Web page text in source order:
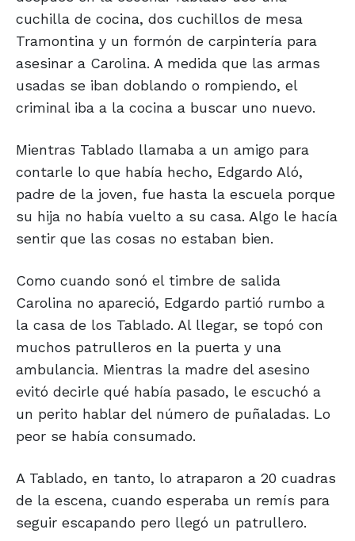
cuchilla de cocina, dos cuchillos de mesa
Tramontina y un formón de carpintería para
asesinar a Carolina. A medida que las armas
usadas se iban doblando o rompiendo, el
criminal iba a la cocina a buscar uno nuevo.
Mientras Tablado llamaba a un amigo para
contarle lo que había hecho, Edgardo Aló,
padre de la joven, fue hasta la escuela porque
su hija no había vuelto a su casa. Algo le hacía
sentir que las cosas no estaban bien.
Como cuando sonó el timbre de salida
Carolina no apareció, Edgardo partió rumbo a
la casa de los Tablado. Al llegar, se topó con
muchos patrulleros en la puerta y una
ambulancia. Mientras la madre del asesino
evitó decirle qué había pasado, le escuchó a
un perito hablar del número de puñaladas. Lo
peor se había consumado.
A Tablado, en tanto, lo atraparon a 20 cuadras
de la escena, cuando esperaba un remís para
seguir escapando pero llegó un patrullero.